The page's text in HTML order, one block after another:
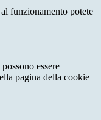
funzionamento potete
essere
pagina della cookie